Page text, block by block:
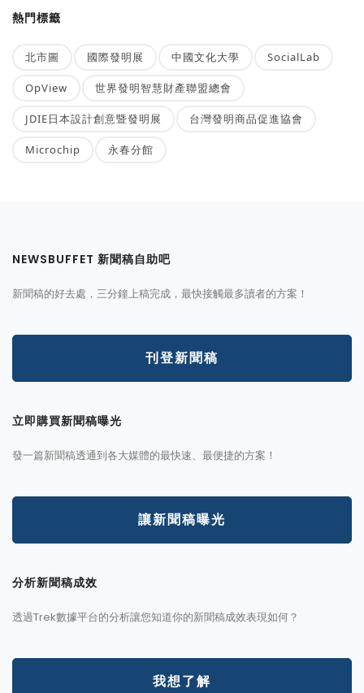
熱門標籤
北市圖 國際發明展 中國文化大學 SocialLab
OpView 世界發明智慧財產聯盟總會
JDIE日本設計創意暨發明展 台灣發明商品促進協會
Microchip 永春分館
NEWSBUFFET 新聞稿自助吧
新聞稿的好去處，三分鐘上稿完成，最快接觸最多讀者的方案！
刊登新聞稿
立即購買新聞稿曝光
發一篇新聞稿透通到各大媒體的最快速、最便捷的方案！
讓新聞稿曝光
分析新聞稿成效
透過Trek數據平台的分析讓您知道你的新聞稿成效表現如何？
我想了解